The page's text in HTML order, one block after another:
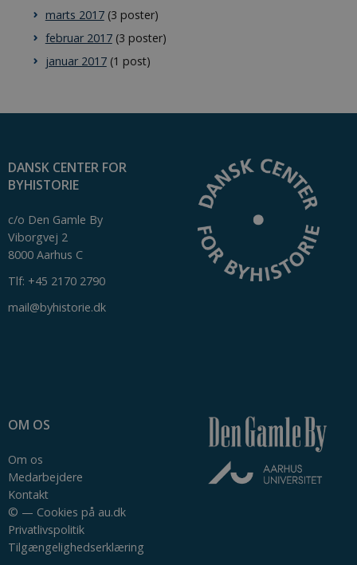
marts 2017(3 poster)
februar 2017(3 poster)
januar 2017(1 post)
DANSK CENTER FOR
BYHISTORIE
c/o Den Gamle By
Viborgvej 2
8000 Aarhus C
Tlf: +45 2170 2790
mail@byhistorie.dk
OM OS
Om os
Medarbejdere
Kontakt
© — Cookies på au.dk
Privatlivspolitik
Tilgængelighedserklæring
Navn
CookieScriptConsent
cookie
for Cookie-
Script.com
cookie
banner to
properly.
hjemmesiden.Den
bruges af
hjemmesideudbyderen
til interne analyser.